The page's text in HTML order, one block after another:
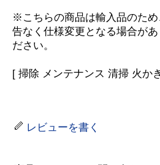
※こちらの商品は輸入品のた
告なく仕様変更となる場合が
ださい。
[ 掃除 メンテナンス 清掃 火か
レビューを書く